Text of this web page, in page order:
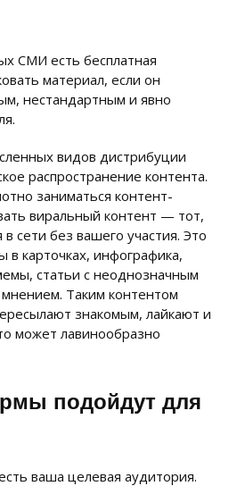
СМИ есть бесплатная
материал, если он
нестандартным и явно
видов дистрибуции
распространение контента.
заниматься контент-
виральный контент — тот,
в сети без вашего участия. Это
в карточках, инфографика,
статьи с неоднозначным
Таким контентом
знакомым, лайкают и
может лавинообразно
подойдут для
ваша целевая аудитория.